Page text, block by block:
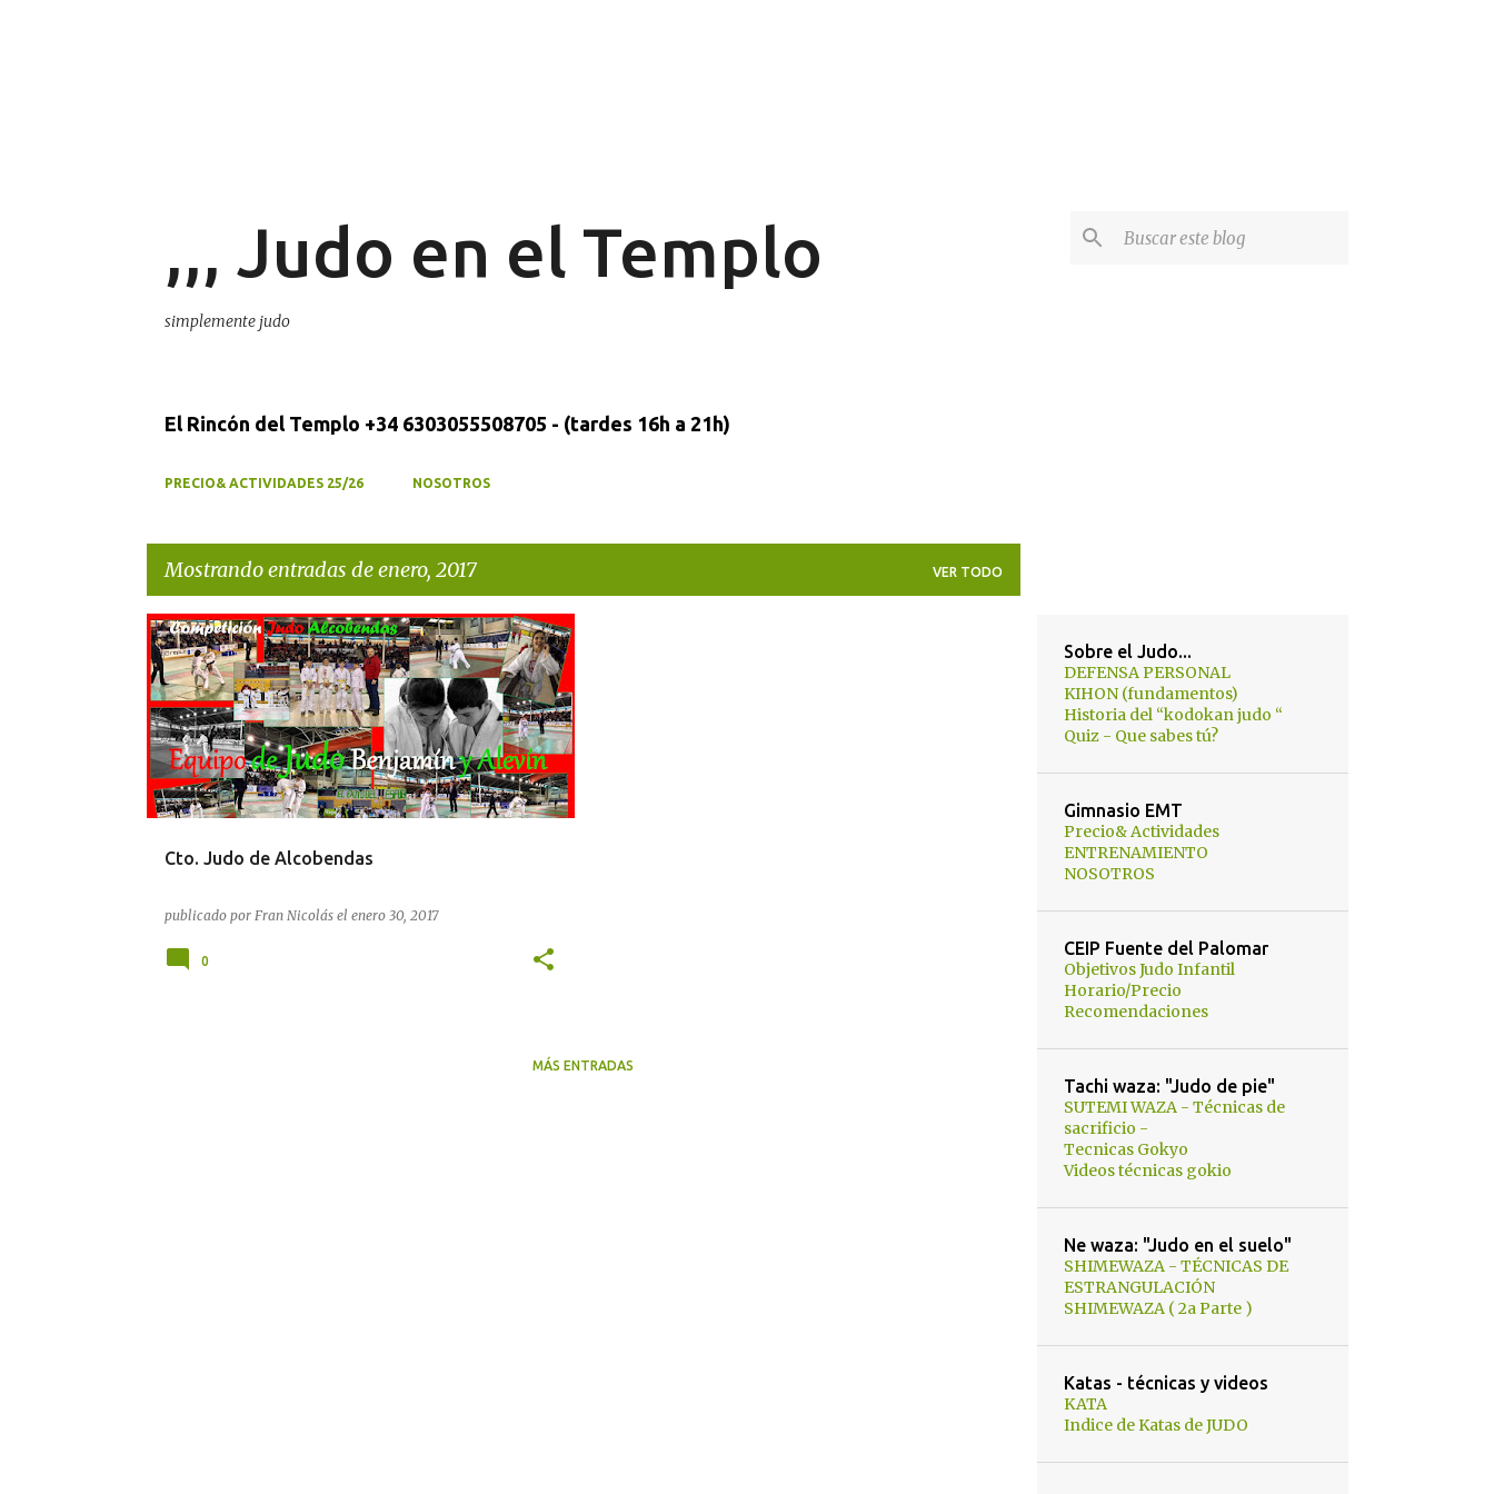
,,, Judo en el Templo
simplemente judo
El Rincón del Templo +34 6303055508705 - (tardes 16h a 21h)
PRECIO& ACTIVIDADES 25/26 NOSOTROS
Mostrando entradas de enero, 2017 VER TODO
E
n
t
r
a
d
Cto. Judo de Alcobendas
publicado por Fran Nicolás el enero 30, 2017
0
MÁS ENTRADAS
Sobre el Judo...
DEFENSA PERSONAL
KIHON (fundamentos)
Historia del “kodokan judo “
Quiz - Que sabes tú?
Gimnasio EMT
Precio& Actividades
ENTRENAMIENTO
NOSOTROS
CEIP Fuente del Palomar
Objetivos Judo Infantil
Horario/Precio
Recomendaciones
Tachi waza: "Judo de pie"
SUTEMI WAZA - Técnicas de
sacrificio -
Tecnicas Gokyo
Videos técnicas gokio
Ne waza: "Judo en el suelo"
SHIMEWAZA - TÉCNICAS DE
ESTRANGULACIÓN
SHIMEWAZA ( 2a Parte )
Katas - técnicas y videos
KATA
Indice de Katas de JUDO